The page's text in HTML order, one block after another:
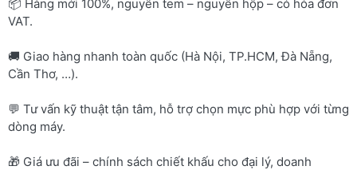
📦 Hàng mới 100%, nguyên tem – nguyên hộp – có hóa đơn
VAT.
🚚 Giao hàng nhanh toàn quốc (Hà Nội, TP.HCM, Đà Nẵng,
Cần Thơ, …).
💬 Tư vấn kỹ thuật tận tâm, hỗ trợ chọn mực phù hợp với từng
dòng máy.
🎁 Giá ưu đãi – chính sách chiết khấu cho đại lý, doanh